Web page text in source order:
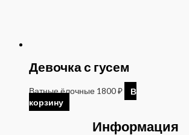
Девочка с гусем
Ватные ёлочные 1800₽
В
корзину
Информация